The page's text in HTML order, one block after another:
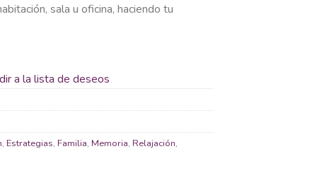
sala u oficina, haciendo tu
a la lista de deseos
, Estrategias, Familia, Memoria, Relajación,